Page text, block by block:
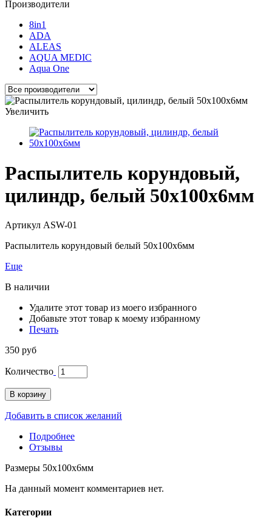
Производители
8in1
ADA
ALEAS
AQUA MEDIC
Aqua One
Увеличить
Распылитель корундовый,
цилиндр, белый 50x100x6мм
Артикул ASW-01
Распылитель корундовый белый 50x100x6мм
Еще
В наличии
Удалите этот товар из моего избранного
Добавьте этот товар к моему избранному
Печать
350 руб
Количество
В корзину
Добавить в список желаний
Подробнее
Отзывы
Размеры 50x100x6мм
На данный момент комментариев нет.
Категории